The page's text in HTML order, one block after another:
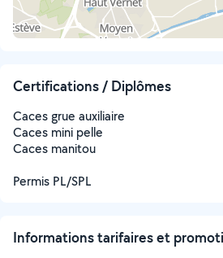
Certifications / Diplômes
Caces grue auxiliaire
Caces mini pelle
Caces manitou
Permis PL/SPL
Informations tarifaires et